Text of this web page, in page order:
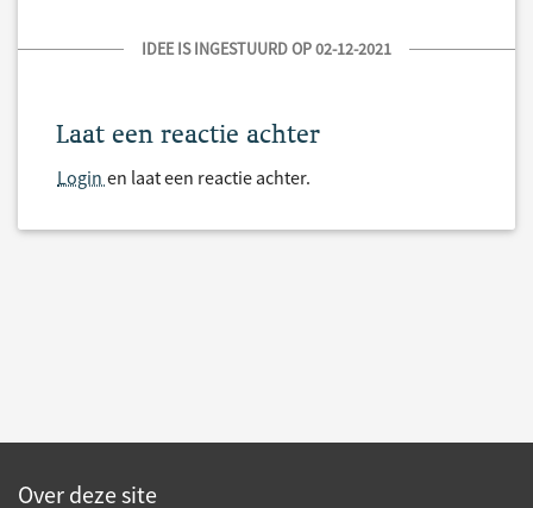
IDEE IS INGESTUURD OP 02-12-2021
Laat een reactie achter
Login en laat een reactie achter.
Over deze site